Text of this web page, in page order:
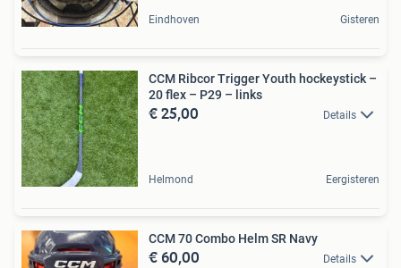
Eindhoven Gisteren
CCM Ribcor Trigger Youth hockeystick –
20 flex – P29 – links
€ 25,00 Details
Helmond Eergisteren
CCM 70 Combo Helm SR Navy
€ 60,00 Details